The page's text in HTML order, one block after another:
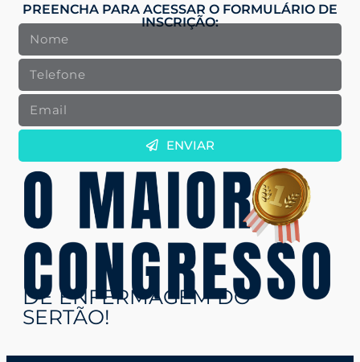
PREENCHA PARA ACESSAR O FORMULÁRIO DE
INSCRIÇÃO:
ENVIAR
DE ENFERMAGEM DO
SERTÃO!